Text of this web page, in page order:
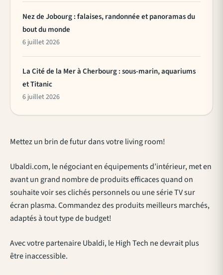
Mettez un brin de futur dans votre living room!
Ubaldi.com, le négociant en équipements d’intérieur, met en
avant un grand nombre de produits efficaces quand on
souhaite voir ses clichés personnels ou une série TV sur
écran plasma. Commandez des produits meilleurs marchés,
adaptés à tout type de budget!
Avec votre partenaire Ubaldi, le High Tech ne devrait plus
être inaccessible.
Nez de Jobourg : falaises, randonnée et panoramas du
bout du monde
6 juillet 2026
La Cité de la Mer à Cherbourg : sous-marin, aquariums
et Titanic
6 juillet 2026